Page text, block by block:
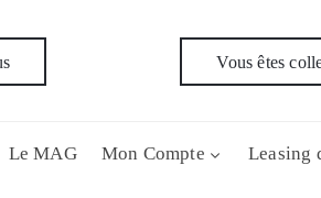
Vous êtes
Le MAG Mon Compte Leasing